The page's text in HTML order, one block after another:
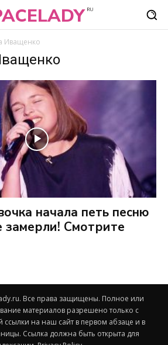
RU
Иващенко
начала петь песню
Смотрите
Все права защищены. Полное или
материалов разрешено только с
ссылки на наш сайт в первом абзаце и в
Ссылка должна быть открыта для